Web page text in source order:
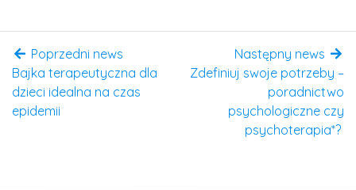
Poprzedni news
Bajka terapeutyczna dla
dzieci idealna na czas
epidemii
Następny news
Zdefiniuj swoje potrzeby –
poradnictwo
psychologiczne czy
psychoterapia*?